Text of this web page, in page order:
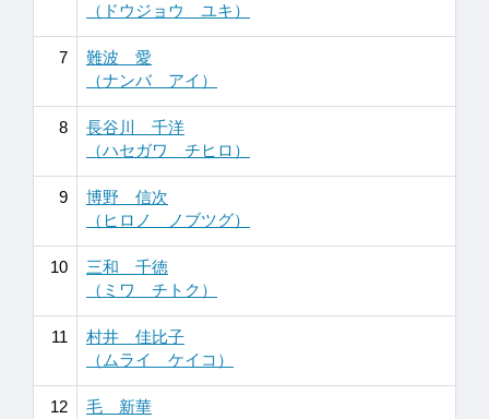
（ドウジョウ ユキ）
7
難波 愛
（ナンバ アイ）
8
長谷川 千洋
（ハセガワ チヒロ）
9
博野 信次
（ヒロノ ノブツグ）
10
三和 千徳
（ミワ チトク）
11
村井 佳比子
（ムライ ケイコ）
12
毛 新華